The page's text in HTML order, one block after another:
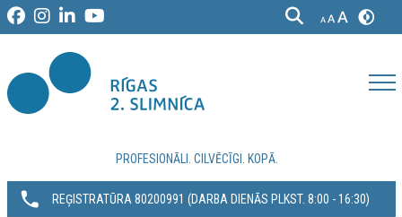
PROFESIONĀLI. CILVĒCĪGI. KOPĀ.
REĢISTRATŪRA 80200991‬ (DARBA DIENĀS PLKST. 8:00 - 16:30)